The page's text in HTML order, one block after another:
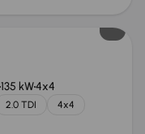
135 kW4x4
2.0 TDI
4x4